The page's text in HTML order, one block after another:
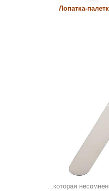
Лопатка-
...которая